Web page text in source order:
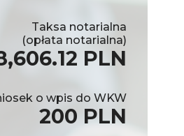
Taksa notarialna
(opłata notarialna)
PLN
o wpis do WKW
200 PLN